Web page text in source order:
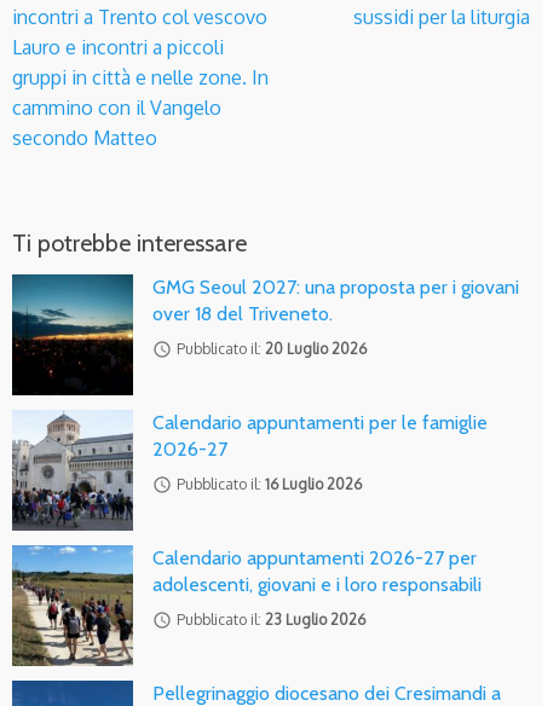
incontri a Trento col vescovo
Lauro e incontri a piccoli
gruppi in città e nelle zone. In
cammino con il Vangelo
secondo Matteo
sussidi per la liturgia
Ti potrebbe interessare
GMG Seoul 2027: una proposta per i giovani
over 18 del Triveneto.
access_time Pubblicato il: 20 Luglio 2026
Calendario appuntamenti per le famiglie
2026-27
access_time Pubblicato il: 16 Luglio 2026
Calendario appuntamenti 2026-27 per
adolescenti, giovani e i loro responsabili
access_time Pubblicato il: 23 Luglio 2026
Pellegrinaggio diocesano dei Cresimandi a